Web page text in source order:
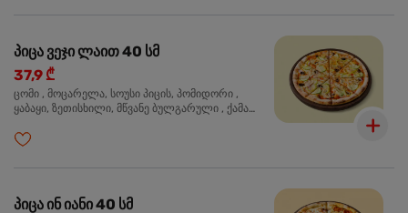
პიცა ვეჯი ლაით 40 სმ
37,9 ₾
ცომი , მოცარელა, სოუსი პიცის, პომიდორი ,
ყაბაყი, ზეთისხილი, მწვანე ბულგარული , ქამა
პიცა ინ იანი 40 სმ